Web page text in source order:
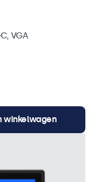
VGA
winkelwagen